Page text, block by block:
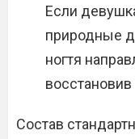
Если
природные
ногтя
Состав